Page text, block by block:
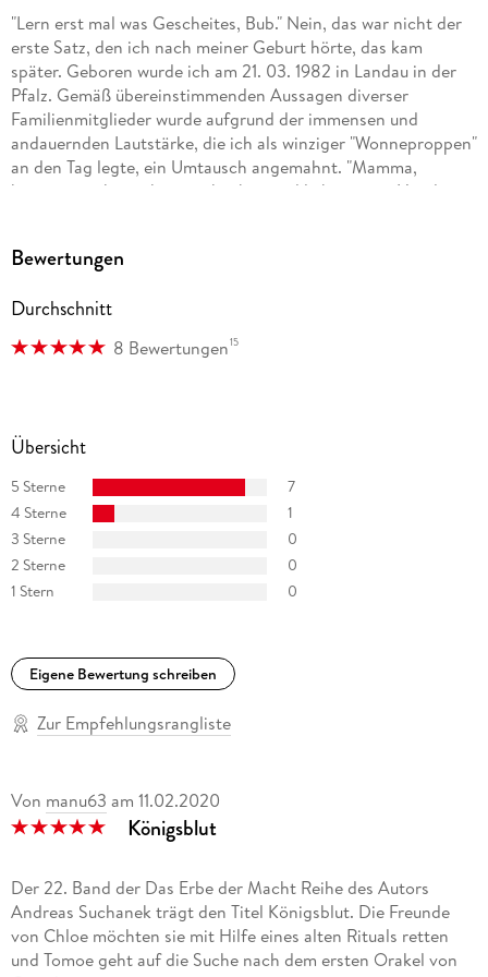
"Lern erst mal was Gescheites, Bub." Nein, das war nicht der
erste Satz, den ich nach meiner Geburt hörte, das kam
später. Geboren wurde ich am 21. 03. 1982 in Landau in der
Pfalz. Gemäß übereinstimmenden Aussagen diverser
Familienmitglieder wurde aufgrund der immensen und
andauernden Lautstärke, die ich als winziger "Wonneproppen"
an den Tag legte, ein Umtausch angemahnt. "Mamma,
können wir ihn nicht zurückgeben und lieber einen Hund
turbulente Jugend. Natürlich verrate ich hier keine weiteren
kaputtmachen, zum anderen bleibt dann nichts mehr für
meine Memoiren übrig.
Eine Übersicht:
"Das Erbe der Macht" (Urban-Fantasy, eigene Serie)
"Heliosphere 2265" (Space Opera, eigene Serie)
"Ein MORDs-Team" (Jugendkrimi, eigene Serie)
"Professor Zamorra - Der Meister des Übersinnlichen" (Urban
Fantasy, Co-Autor)
Opera, Co-Autor)
Bewertungen
Durchschnitt
8 Bewertungen15
Übersicht
5 Sterne
7
4 Sterne
1
3 Sterne
0
2 Sterne
0
1 Stern
0
Eigene Bewertung schreiben
Zur Empfehlungsrangliste
Von manu63 am 11.02.2020
Königsblut
Der 22. Band der Das Erbe der Macht Reihe des Autors
Andreas Suchanek trägt den Titel Königsblut. Die Freunde
von Chloe möchten sie mit Hilfe eines alten Rituals retten
und Tomoe geht auf die Suche nach dem ersten Orakel von